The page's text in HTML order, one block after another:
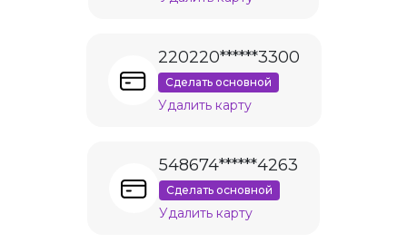
220220******3300
Сделать основной
Удалить карту
548674******4263
Сделать основной
Удалить карту